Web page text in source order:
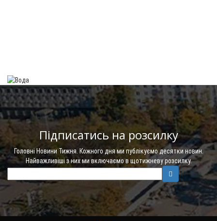
Підписатись на розсилку
Головні Новини Тижня. Кожного дня ми публікуємо десятки новин.
Найважливіші з них ми включаємо в щотижневу розсилку.